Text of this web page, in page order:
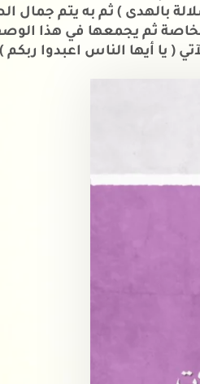
بالهدى ) ثم به يتم جمال
ثم يجمعها في هذا
( يا أيها الناس اعبدوا ربكم )